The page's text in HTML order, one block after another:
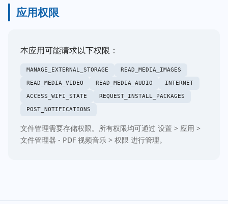
应用权限
本应用可能请求以下权限：
MANAGE_EXTERNAL_STORAGE
READ_MEDIA_IMAGES
READ_MEDIA_VIDEO
READ_MEDIA_AUDIO
INTERNET
ACCESS_WIFI_STATE
REQUEST_INSTALL_PACKAGES
POST_NOTIFICATIONS
文件管理需要存储权限。所有权限均可通过 设置 > 应用 >
文件管理器 - PDF 视频音乐 > 权限 进行管理。